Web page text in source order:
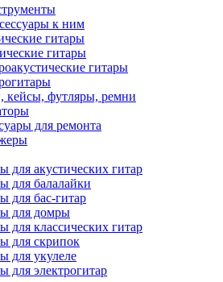
к ним
гитары
гитары
гитары
кейсы, футляры, ремни
для ремонта
для акустических гитар
для балалайки
для бас-гитар
для домры
для классических гитар
для скрипок
для укулеле
для электрогитар